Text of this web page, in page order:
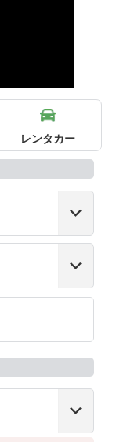
レンタカー